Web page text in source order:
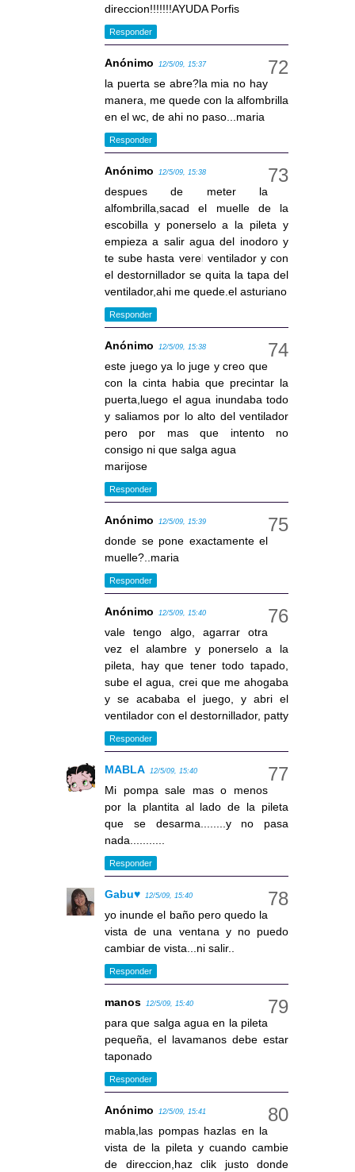
direccion!!!!!!!AYUDA Porfis
Responder
Anónimo 12/5/09, 15:37
la puerta se abre?la mia no hay
manera, me quede con la alfombrilla
en el wc, de ahi no paso...maria
Responder
Anónimo 12/5/09, 15:38
despues de meter la
alfombrilla,sacad el muelle de la
escobilla y ponerselo a la pileta y
empieza a salir agua del inodoro y
te sube hasta verel ventilador y con
el destornillador se quita la tapa del
ventilador,ahi me quede.el asturiano
Responder
Anónimo 12/5/09, 15:38
este juego ya lo juge y creo que
con la cinta habia que precintar la
puerta,luego el agua inundaba todo
y saliamos por lo alto del ventilador
pero por mas que intento no
consigo ni que salga agua
marijose
Responder
Anónimo 12/5/09, 15:39
donde se pone exactamente el
muelle?..maria
Responder
Anónimo 12/5/09, 15:40
vale tengo algo, agarrar otra
vez el alambre y ponerselo a la
pileta, hay que tener todo tapado,
sube el agua, crei que me ahogaba
y se acababa el juego, y abri el
ventilador con el destornillador, patty
Responder
MABLA 12/5/09, 15:40
Mi pompa sale mas o menos
por la plantita al lado de la pileta
que se desarma........y no pasa
nada...........
Responder
Gabu♥ 12/5/09, 15:40
yo inunde el baño pero quedo la
vista de una ventana y no puedo
cambiar de vista...ni salir..
Responder
manos 12/5/09, 15:40
para que salga agua en la pileta
pequeña, el lavamanos debe estar
taponado
Responder
Anónimo 12/5/09, 15:41
mabla,las pompas hazlas en la
vista de la pileta y cuando cambie
de direccion,haz clik justo donde